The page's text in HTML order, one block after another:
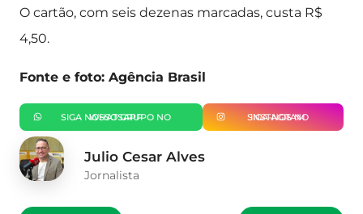
O cartão, com seis dezenas marcadas, custa R$
4,50.
Fonte e foto: Agência Brasil
SIGA NOSSO GRUPO NO WHATSAPP SIGA-NOS NO INSTAGRAM
Julio Cesar Alves
Jornalista